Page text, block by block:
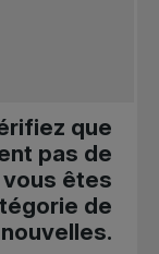
que
pas de
êtes
de
nouvelles.